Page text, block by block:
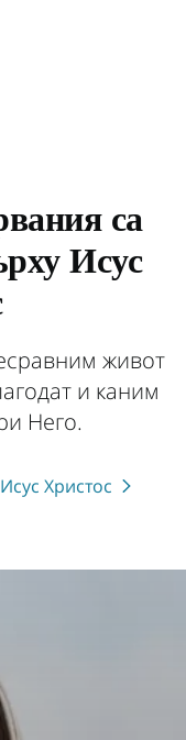
са
Исус
живот
и каним
Него.
Христос